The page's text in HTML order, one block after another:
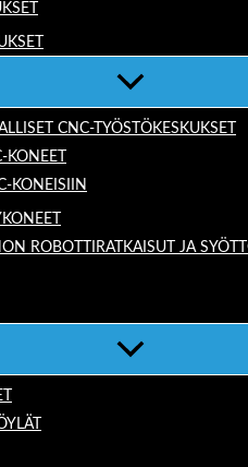
CNC-TYÖSTÖKESKUKSET
KONEISIIN
ROBOTTIRATKAISUT JA